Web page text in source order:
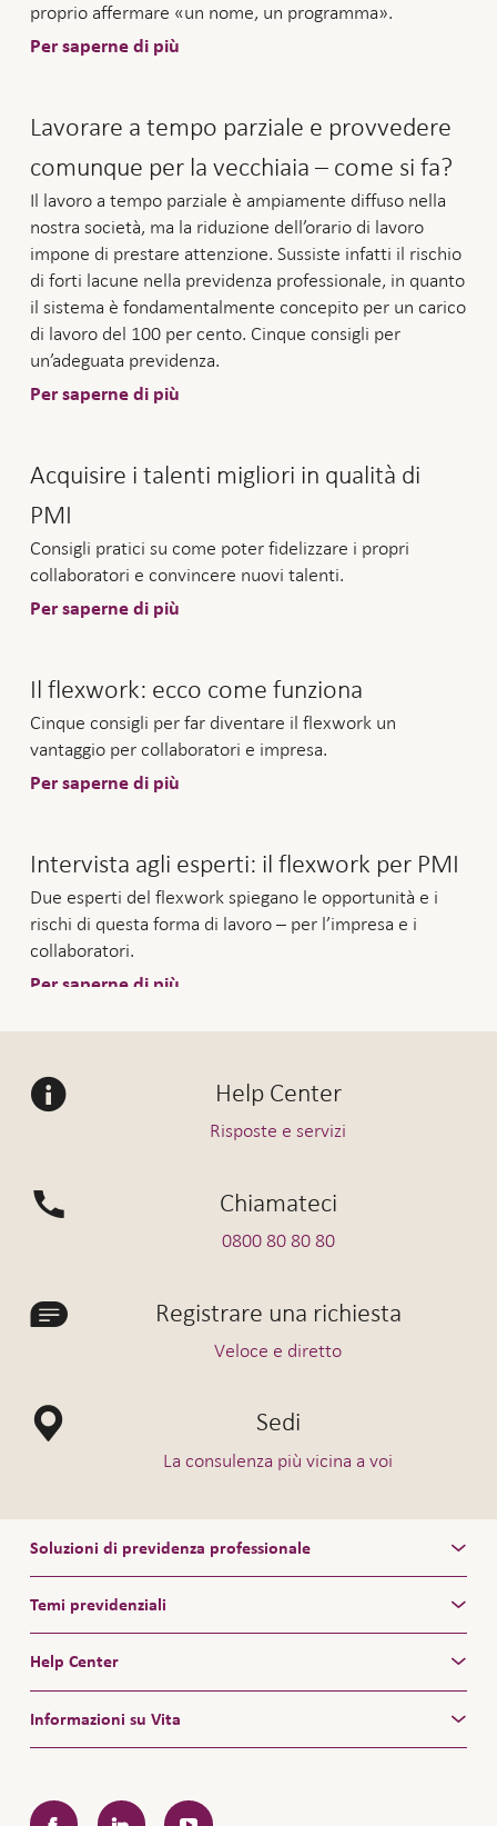
proprio affermare «un nome, un programma».
Per saperne di più
Lavorare a tempo parziale e provvedere
comunque per la vecchiaia – come si fa?
Il lavoro a tempo parziale è ampiamente diffuso nella
nostra società, ma la riduzione dell’orario di lavoro
impone di prestare attenzione. Sussiste infatti il rischio
di forti lacune nella previdenza professionale, in quanto
il sistema è fondamentalmente concepito per un carico
di lavoro del 100 per cento. Cinque consigli per
un’adeguata previdenza.
Per saperne di più
Acquisire i talenti migliori in qualità di
PMI
Consigli pratici su come poter fidelizzare i propri
collaboratori e convincere nuovi talenti.
Per saperne di più
Il flexwork: ecco come funziona
Cinque consigli per far diventare il flexwork un
vantaggio per collaboratori e impresa.
Per saperne di più
Intervista agli esperti: il flexwork per PMI
Due esperti del flexwork spiegano le opportunità e i
rischi di questa forma di lavoro – per l’impresa e i
collaboratori.
Per saperne di più
Help Center
Risposte e servizi
Chiamateci
0800 80 80 80
Registrare una richiesta
Veloce e diretto
Sedi
La consulenza più vicina a voi
Soluzioni di previdenza professionale
Temi previdenziali
Help Center
Informazioni su Vita
FacebookLinkedInYouTube